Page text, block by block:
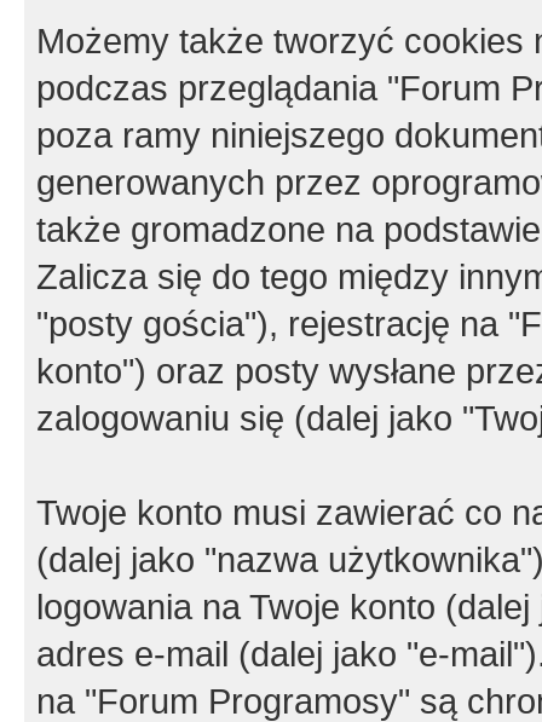
Możemy także tworzyć cookies
podczas przeglądania "Forum
poza ramy niniejszego
generowanych przez
także gromadzone na
Zalicza się do tego między
"posty gościa"), rejestrację na
konto") oraz posty wysłane
zalogowaniu się (dalej jako
Twoje konto musi zawierać co
(dalej jako "nazwa
logowania na Twoje konto
adres e-mail (dalej jako "e-
na "Forum Programosy" są